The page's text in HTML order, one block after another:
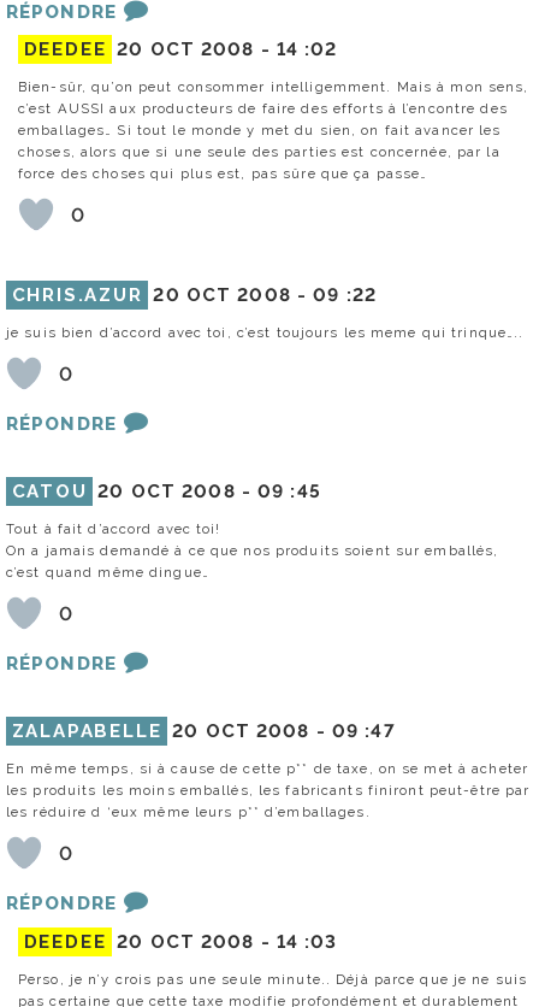
RÉPONDRE
DEEDEE 20 OCT 2008 - 14 :02
Bien-sûr, qu’on peut consommer intelligemment. Mais à mon sens,
c’est AUSSI aux producteurs de faire des efforts à l’encontre des
emballages… Si tout le monde y met du sien, on fait avancer les
choses, alors que si une seule des parties est concernée, par la
force des choses qui plus est, pas sûre que ça passe…
0
CHRIS.AZUR 20 OCT 2008 -09 :22
je suis bien d’accord avec toi, c’est toujours les meme qui trinque…..
0
RÉPONDRE
CATOU 20 OCT 2008 -09 :45
Tout à fait d’accord avec toi!
On a jamais demandé à ce que nos produits soient sur emballés,
c’est quand même dingue…
0
RÉPONDRE
ZALAPABELLE 20 OCT 2008 - 09 :47
En même temps, si à cause de cette p** de taxe, on se met à acheter
les produits les moins emballés, les fabricants finiront peut-être par
les réduire d ‘eux même leurs p** d’emballages.
0
RÉPONDRE
DEEDEE 20 OCT 2008 - 14 :03
Perso, je n’y crois pas une seule minute.. Déjà parce que je ne suis
pas certaine que cette taxe modifie profondément et durablement